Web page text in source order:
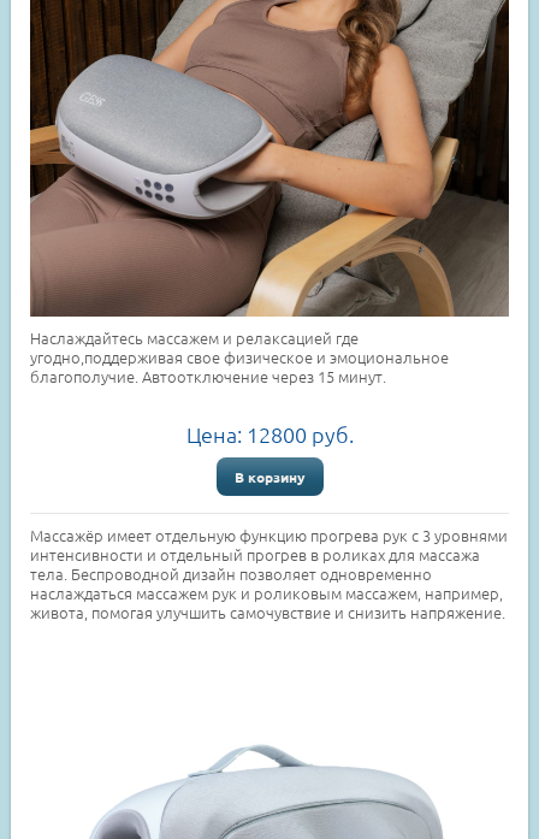
Наслаждайтесь массажем и релаксацией где
угодно,поддерживая свое физическое и эмоциональное
благополучие. Автоотключение через 15 минут.
Цена: 12800 руб.
В корзину
Массажёр имеет отдельную функцию прогрева рук с 3 уровнями
интенсивности и отдельный прогрев в роликах для массажа
тела. Беспроводной дизайн позволяет одновременно
наслаждаться массажем рук и роликовым массажем, например,
живота, помогая улучшить самочувствие и снизить напряжение.